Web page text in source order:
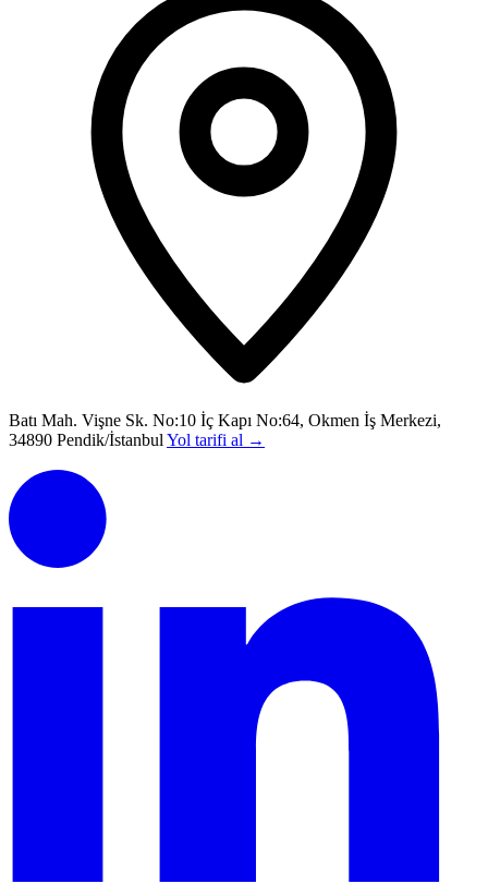
Batı Mah. Vişne Sk. No:10 İç Kapı No:64, Okmen İş Merkezi,
34890 Pendik/İstanbul Yol tarifi al →